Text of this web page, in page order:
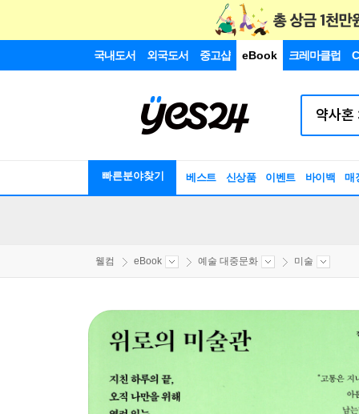
국내도서 외국도서 중고샵 eBook 크레마클럽
빠른분야찾기 베스트 신상품 이벤트 바이백 매
웰컴 eBook 예술 대중문화 미술